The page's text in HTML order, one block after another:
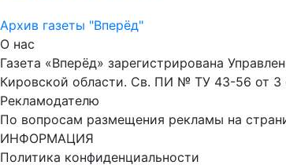
Архив газеты "Вперёд"
О нас
Газета «Вперёд» зарегистрирована
Кировской области. Св. ПИ № ТУ 43-56 от 3
Рекламодателю
По вопросам размещения рекламы на
ИНФОРМАЦИЯ
Политика конфиденциальности